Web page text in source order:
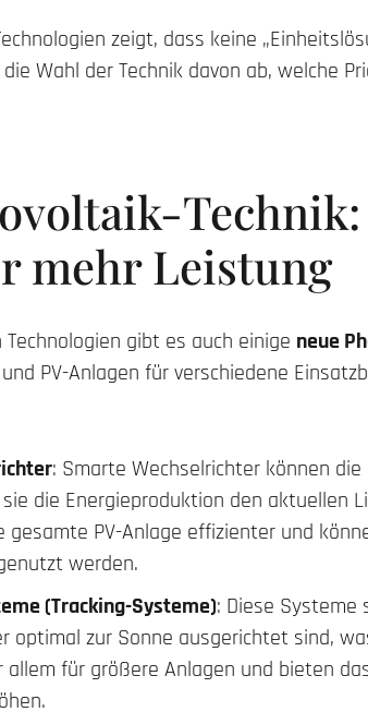
zeigt, dass keine
Wahl der Technik davon ab, welche
mehr Leistung
gibt es auch einige neue
PV-Anlagen für verschiedene
: Smarte Wechselrichter können
die Energieproduktion den aktuellen
gesamte PV-Anlage effizienter und
werden.
(Tracking-Systeme): Diese Systeme
optimal zur Sonne ausgerichtet sind,
allem für größere Anlagen und bieten